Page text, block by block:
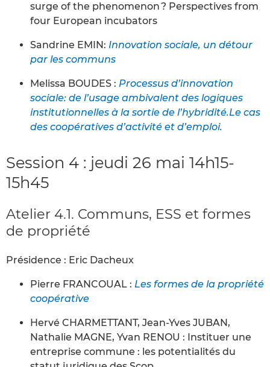
surge of the phenomenon ? Perspectives from
four European incubators
Sandrine EMIN: Innovation sociale, un détour
par les communs
Melissa BOUDES : Processus d’innovation
sociale: de l’usage ambivalent des logiques
institutionnelles à la sortie de l’hybridité.Le cas
des coopératives d’activité et d’emploi.
Session 4 : jeudi 26 mai 14h15-
15h45
Atelier 4.1. Communs, ESS et formes
de propriété
Présidence : Eric Dacheux
Pierre FRANCOUAL : Les formes de la propriété
coopérative
Hervé CHARMETTANT, Jean-Yves JUBAN,
Nathalie MAGNE, Yvan RENOU : Instituer une
entreprise commune : les potentialités du